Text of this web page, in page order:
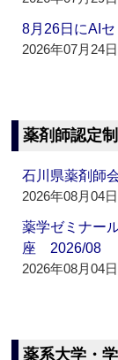
8月26日にAI
2026年07月24
薬剤師認定
石川県薬剤
2026年08月04
薬学ゼミナー
座 2026/08
2026年08月04
薬系大学・